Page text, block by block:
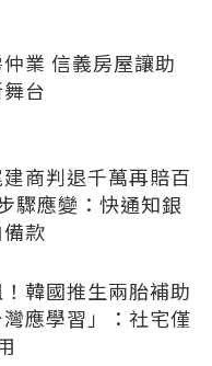
業 信義房屋讓助
台
商判退千萬再賠百
驟應變：快通知銀
款
韓國推生兩胎補助
應學習」：社宅僅